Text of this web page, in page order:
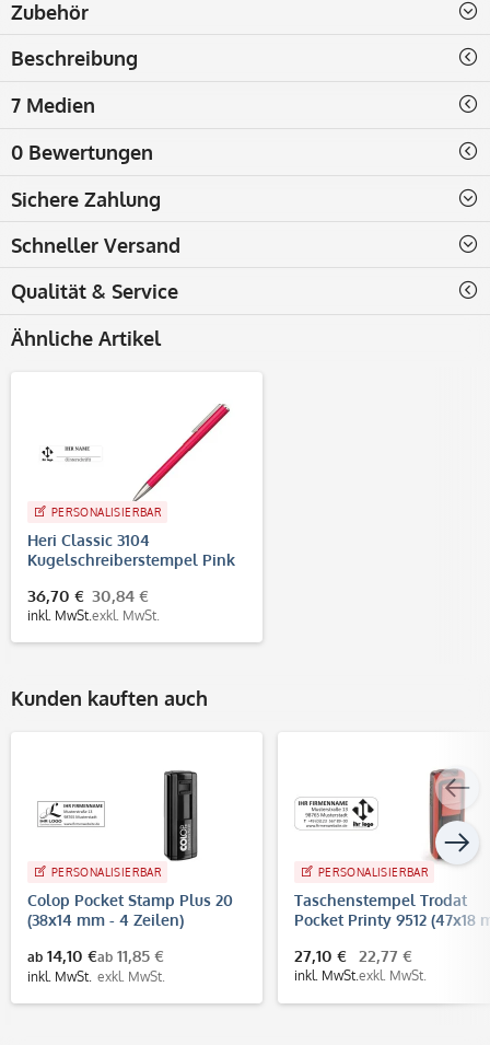
Zubehör
Beschreibung
7 Medien
0 Bewertungen
Sichere Zahlung
Schneller Versand
Qualität & Service
Ähnliche Artikel
PERSONALISIERBAR
Heri Classic 3104
Kugelschreiberstempel Pink
36,70 €
inkl. MwSt.
30,84 €
exkl. MwSt.
Kunden kauften auch
PERSONALISIERBAR
Colop Pocket Stamp Plus 20
(38x14 mm - 4 Zeilen)
ab 14,10 €
inkl. MwSt.
ab 11,85 €
exkl. MwSt.
PERSONALISIERBAR
Taschenstempel Trodat
Pocket Printy 9512 (47x18
27,10 €
inkl. MwSt.
22,77 €
exkl. MwSt.